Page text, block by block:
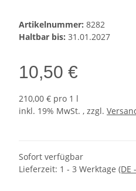
Artikelnummer: 8282
Haltbar bis: 31.01.2027
10,50 €
210,00 € pro 1 l
inkl. 19% MwSt. , zzgl.
Sofort verfügbar
Lieferzeit: 1 - 3 Werktage (DE